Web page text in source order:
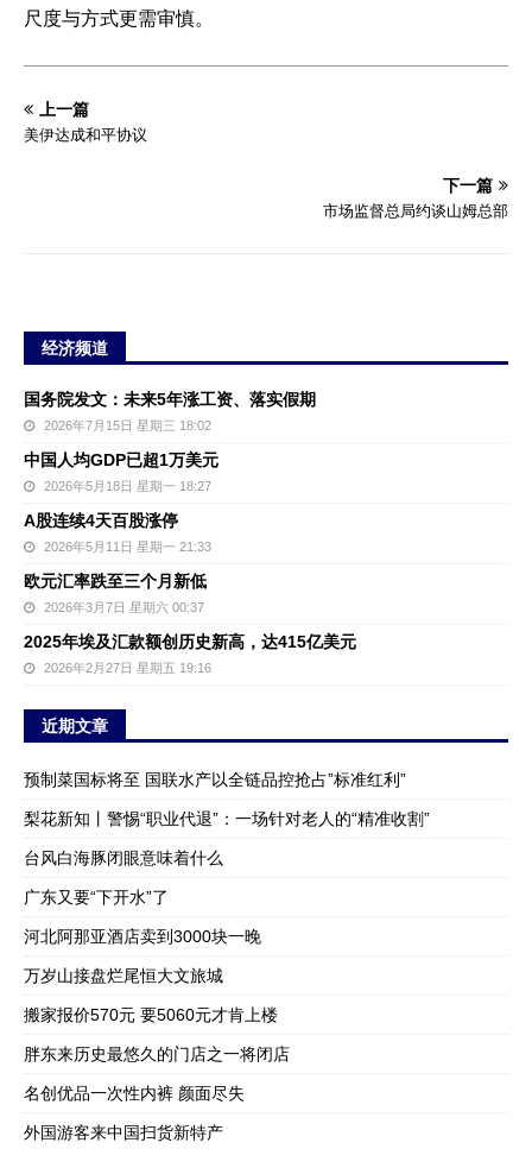
尺度与方式更需审慎。
上一篇
美伊达成和平协议
下一篇
市场监督总局约谈山姆总部
经济频道
国务院发文：未来5年涨工资、落实假期
2026年7月15日 星期三 18:02
中国人均GDP已超1万美元
2026年5月18日 星期一 18:27
A股连续4天百股涨停
2026年5月11日 星期一 21:33
欧元汇率跌至三个月新低
2026年3月7日 星期六 00:37
2025年埃及汇款额创历史新高，达415亿美元
2026年2月27日 星期五 19:16
近期文章
预制菜国标将至 国联水产以全链品控抢占”标准红利”
梨花新知丨警惕“职业代退”：一场针对老人的“精准收割”
台风白海豚闭眼意味着什么
广东又要“下开水”了
河北阿那亚酒店卖到3000块一晚
万岁山接盘烂尾恒大文旅城
搬家报价570元 要5060元才肯上楼
胖东来历史最悠久的门店之一将闭店
名创优品一次性内裤 颜面尽失
外国游客来中国扫货新特产